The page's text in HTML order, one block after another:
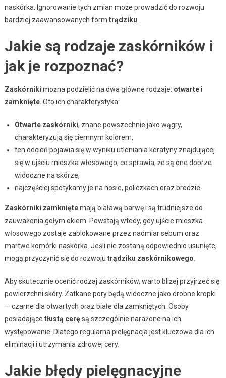
naskórka. Ignorowanie tych zmian może prowadzić do rozwoju
bardziej zaawansowanych form trądziku
Jakie są rodzaje zaskórników i
jak je rozpoznać?
Zaskórniki można podzielić na dwa główne rodzaje: otwartei
zamknięte. Oto ich charakterystyka:
Otwarte zaskórniki, znane powszechnie jako wągry,
charakteryzują się ciemnym kolorem,
ten odcień pojawia się w wyniku utleniania keratyny znajdującej
się w ujściu mieszka włosowego, co sprawia, że są one dobrze
widoczne na skórze,
najczęściej spotykamy je na nosie, policzkach oraz brodzie.
Zaskórniki zamkniętemają białawą barwę i są trudniejsze do
zauważenia gołym okiem. Powstają wtedy, gdy ujście mieszka
włosowego zostaje zablokowane przez nadmiar sebum oraz
martwe komórki naskórka. Jeśli nie zostaną odpowiednio usunięte,
mogą przyczynić się do rozwoju trądziku zaskórnikowego
Aby skutecznie ocenić rodzaj zaskórników, warto bliżej przyjrzeć się
powierzchni skóry. Zatkane pory będą widoczne jako drobne kropki
— czarne dla otwartych oraz białe dla zamkniętych. Osoby
posiadające tłustą ceręsą szczególnie narażone na ich
występowanie. Dlatego regularna pielęgnacja jest kluczowa dla ich
eliminacji i utrzymania zdrowej cery.
Jakie błędy pielęgnacyjne